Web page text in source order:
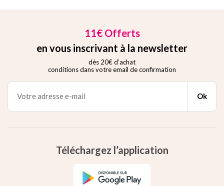
11€ Offerts
en vous inscrivant à la newsletter
dès 20€ d’achat
conditions dans votre email de confirmation
Ok
Téléchargez l’application